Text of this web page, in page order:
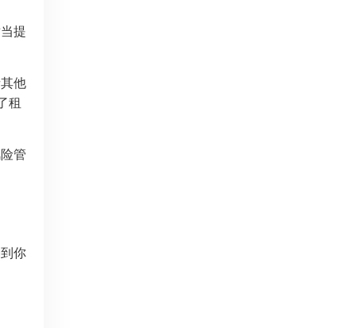
提
他
租
管
你